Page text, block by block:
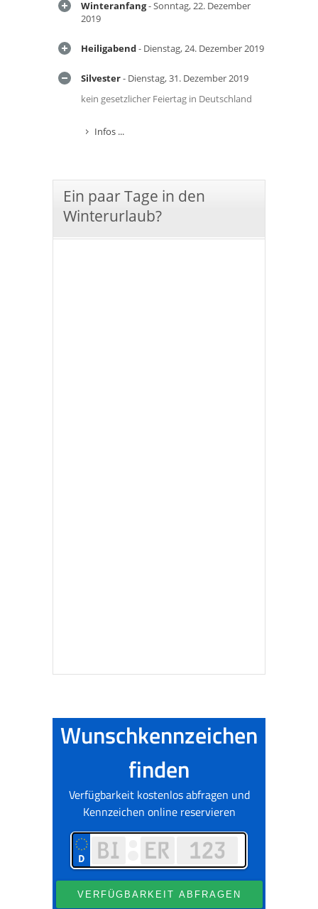
Winteranfang- Sonntag, 22. Dezember
2019
Heiligabend- Dienstag, 24. Dezember 2019
Silvester- Dienstag, 31. Dezember 2019
kein gesetzlicher Feiertag in Deutschland
Infos ...
Ein paar Tage in den
Winterurlaub?